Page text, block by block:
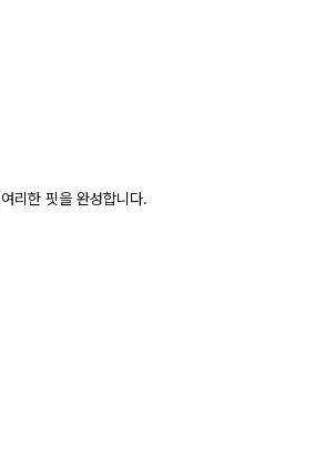
리한 핏을 완성합니다.